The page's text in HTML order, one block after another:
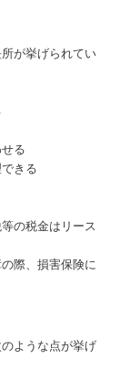
が挙げられてい
る
きる
の税金はリース
際、損害保険に
ような点が挙げ